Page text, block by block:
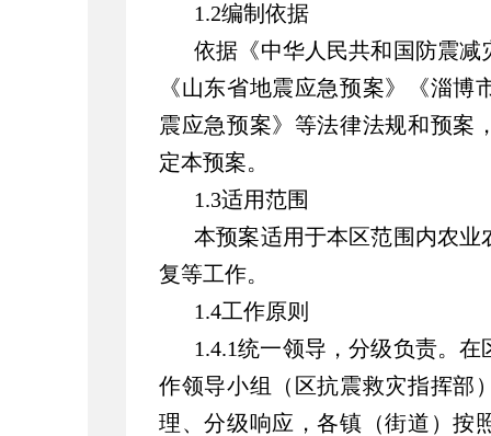
1.2编制依据
依据《中华人民共和国防震
《山东省地震应急预案》《淄
震应急预案》等法律法规和预案
定本预案。
1.3适用范围
本预案适用于本区范围内农
复等工作。
1.4工作原则
1.4.1统一领导，分级负责。
作领导小组（区抗震救灾指挥部
理、分级响应，各镇（街道）按